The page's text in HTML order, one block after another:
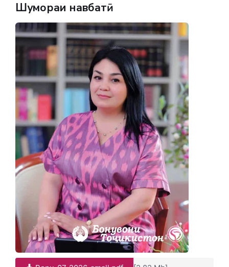
Шумораи навбатӣ